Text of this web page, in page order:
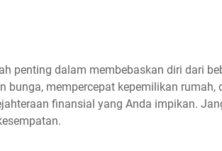
penting dalam membebaskan diri dari
bunga, mempercepat kepemilikan rumah,
finansial yang Anda impikan.